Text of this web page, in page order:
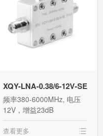
XQY-LNA-0.38/6-12V-SE
频率380-6000MHz, 电压
12V，增益23dB
查看更多